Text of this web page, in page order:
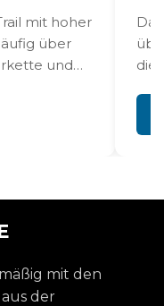
mit hoher
über
und
die
mit den
der